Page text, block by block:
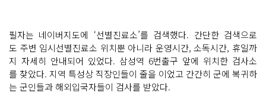
필자는 네이버지도에 ‘선별진료소’를 검색했다. 간단한 검색으로
도 주변 임시선별진료소 위치뿐 아니라 운영시간, 소독시간, 휴일까
지 자세히 안내되어 있었다. 삼성역 6번출구 앞에 위치한 검사소
를 찾았다. 지역 특성상 직장인들이 줄을 이었고 간간히 군에 복귀하
는 군인들과 해외입국자들이 검사를 받았다.